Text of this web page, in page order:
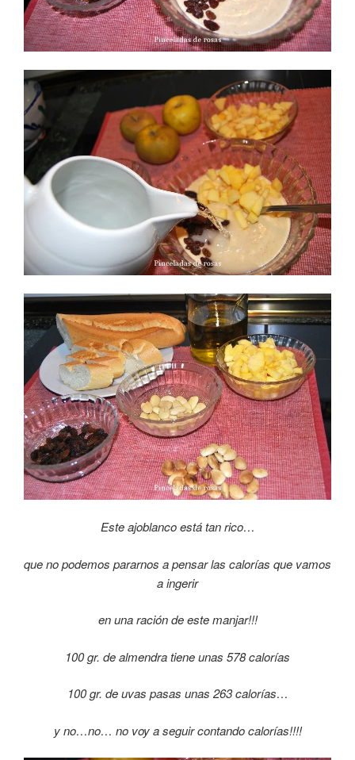
Este ajoblanco está tan rico…
que no podemos pararnos a pensar las calorías que vamos
a ingerir
en una ración de este manjar!!!
100 gr. de almendra tiene unas 578 calorías
100 gr. de uvas pasas unas 263 calorías…
y no…no… no voy a seguir contando calorías!!!!